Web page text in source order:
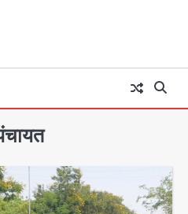
हासिल करना लक्ष्य: डीएम